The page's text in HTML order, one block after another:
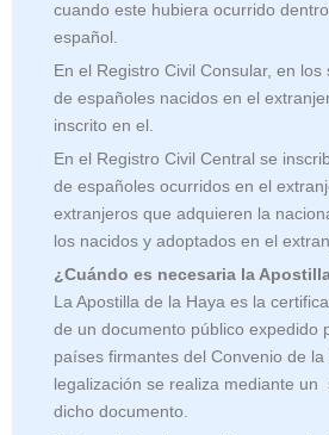
cuando este hubiera ocurrido
español.
En el Registro Civil Consular, en
de españoles nacidos en el
inscrito en el.
En el Registro Civil Central se
de españoles ocurridos en el
extranjeros que adquieren la
los nacidos y adoptados en el
¿Cuándo es necesaria la
La Apostilla de la Haya es la
de un documento público expedido
países firmantes del Convenio de la
legalización se realiza mediante un
dicho documento.